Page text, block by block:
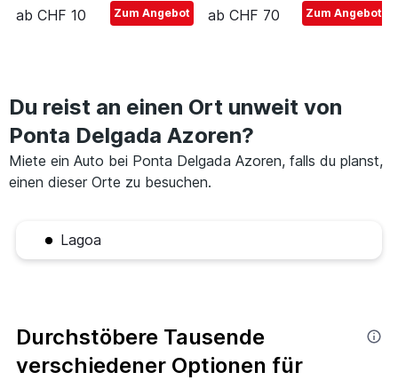
ab CHF 10
Zum Angebot
ab CHF 70
Zum Angebot
Du reist an einen Ort unweit von
Ponta Delgada Azoren?
Miete ein Auto bei Ponta Delgada Azoren, falls du planst,
einen dieser Orte zu besuchen.
Lagoa
Durchstöbere Tausende
verschiedener Optionen für